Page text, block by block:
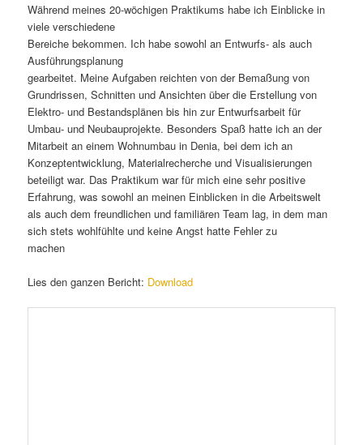
Während meines 20-wöchigen Praktikums habe ich Einblicke in
viele verschiedene
Bereiche bekommen. Ich habe sowohl an Entwurfs- als auch
Ausführungsplanung
gearbeitet. Meine Aufgaben reichten von der Bemaßung von
Grundrissen, Schnitten und Ansichten über die Erstellung von
Elektro- und Bestandsplänen bis hin zur Entwurfsarbeit für
Umbau- und Neubauprojekte. Besonders Spaß hatte ich an der
Mitarbeit an einem Wohnumbau in Denia, bei dem ich an
Konzeptentwicklung, Materialrecherche und Visualisierungen
beteiligt war. Das Praktikum war für mich eine sehr positive
Erfahrung, was sowohl an meinen Einblicken in die Arbeitswelt
als auch dem freundlichen und familiären Team lag, in dem man
sich stets wohlfühlte und keine Angst hatte Fehler zu
machen
Lies den ganzen Bericht: Download